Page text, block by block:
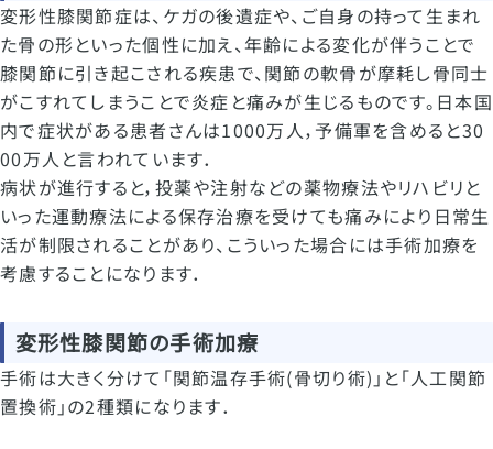
変形性膝関節症は、ケガの後遺症や、ご自身の持って生まれ
た骨の形といった個性に加え、年齢による変化が伴うことで
膝関節に引き起こされる疾患で、関節の軟骨が摩耗し骨同士
がこすれてしまうことで炎症と痛みが生じるものです。日本国
内で症状がある患者さんは1000万人，予備軍を含めると30
00万人と言われています．
病状が進行すると，投薬や注射などの薬物療法やリハビリと
いった運動療法による保存治療を受けても痛みにより日常生
活が制限されることがあり、こういった場合には手術加療を
考慮することになります．
変形性膝関節の手術加療
手術は大きく分けて「関節温存手術(骨切り術)」と「人工関節
置換術」の2種類になります．